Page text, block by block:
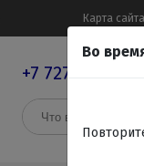
Карта сайта
+7 727 317 04 50
Во